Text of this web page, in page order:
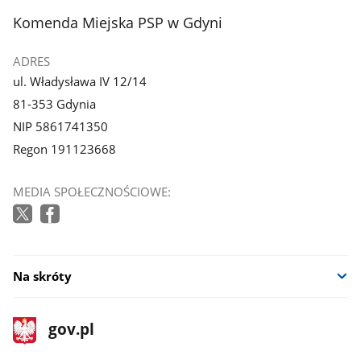
stopka
Komenda Miejska PSP w Gdyni
ADRES
ul. Władysława IV 12/14
81-353 Gdynia
NIP 5861741350
Regon 191123668
MEDIA SPOŁECZNOŚCIOWE:
Na skróty
stopka
gov.pl
Strona
gov.pl